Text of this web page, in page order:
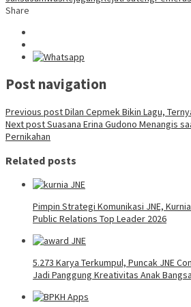
Share
Post navigation
Previous postDilan Cepmek Bikin Lagu,
Next postSuasana Erina Gudono Menangis
Pernikahan
Related posts
Pimpin Strategi Komunikasi JNE,
Public Relations Top Leader 2026
5.273 Karya Terkumpul, Puncak JNE
Jadi Panggung Kreativitas Anak Bangsa